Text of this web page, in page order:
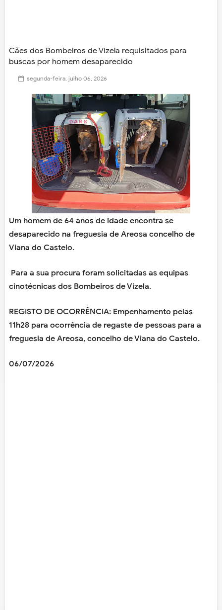
Cães dos Bombeiros de Vizela requisitados para
buscas por homem desaparecido
segunda-feira, julho 06, 2026
Um homem de 64 anos de idade encontra se
desaparecido na freguesia de Areosa concelho de
Viana do Castelo.
Para a sua procura foram solicitadas as equipas
cinotécnicas dos Bombeiros de Vizela.
REGISTO DE OCORRÊNCIA: Empenhamento pelas
11h28 para ocorrência de regaste de pessoas para a
freguesia de Areosa, concelho de Viana do Castelo.
06/07/2026